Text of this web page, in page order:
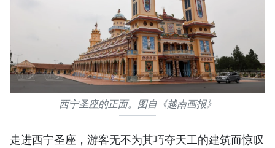
西宁圣座的正面。图自《越南画报》
走进西宁圣座，游客无不为其巧夺天工的建筑而惊叹